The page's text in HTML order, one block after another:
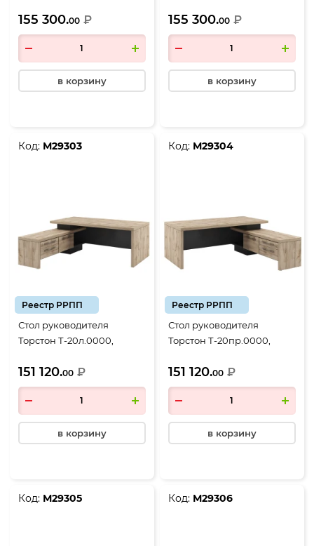
Вотан-Антрацит
155 300.00 ₽
в корзину
Вотан-Антрацит
155 300.00 ₽
в корзину
Код: М29303
Реестр РРПП
Стол руководителя
Торстон Т-20л.0000,
Вотан-Антрацит
151 120.00 ₽
в корзину
Код: М29304
Реестр РРПП
Стол руководителя
Торстон Т-20пр.0000,
Вотан-Антрацит
151 120.00 ₽
в корзину
Код: М29305 Код: М29306